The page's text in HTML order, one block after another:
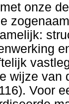
onze
wijze van
Voor